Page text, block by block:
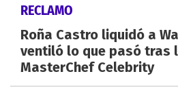
RECLAMO
Roña Castro liquidó a
ventiló lo que pasó tras
MasterChef Celebrity